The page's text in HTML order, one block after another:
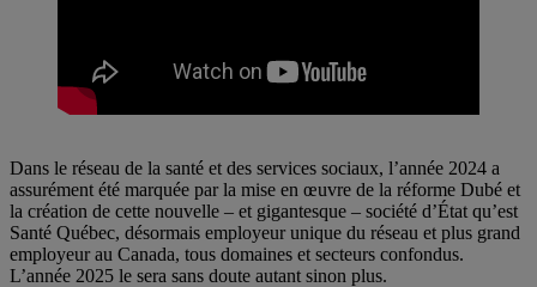
Dans le réseau de la santé et des services sociaux, l’année 2024 a
assurément été marquée par la mise en œuvre de la réforme Dubé et
la création de cette nouvelle – et gigantesque – société d’État qu’est
Santé Québec, désormais employeur unique du réseau et plus grand
employeur au Canada, tous domaines et secteurs confondus.
L’année 2025 le sera sans doute autant sinon plus.